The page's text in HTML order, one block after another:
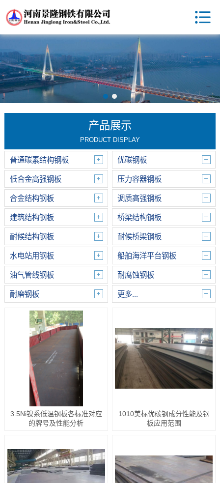
产品展示
PRODUCT DISPLAY
普通碳素结构钢板 优碳钢板
低合金高强钢板 压力容器钢板
合金结构钢板 调质高强钢板
建筑结构钢板 桥梁结构钢板
耐候结构钢板 耐候桥梁钢板
水电站用钢板 船舶海洋平台钢板
油气管线钢板 耐腐蚀钢板
耐磨钢板 更多...
3.5Ni镍系低温钢板各标准对应
的牌号及性能分析
1010美标优碳钢成分性能及钢
板应用范围